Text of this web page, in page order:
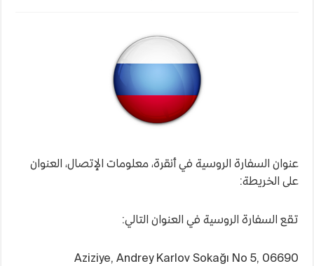
عنوان السفارة الروسية في أنقرة، معلومات الإتصال، العنوان
على الخريطة:
تقع السفارة الروسية في العنوان التالي:
Aziziye, Andrey Karlov Sokağı No 5, 06690